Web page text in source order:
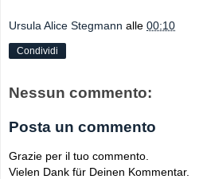
Ursula Alice Stegmann alle 00:10
Condividi
Nessun commento:
Posta un commento
Grazie per il tuo commento.
Vielen Dank für Deinen Kommentar.